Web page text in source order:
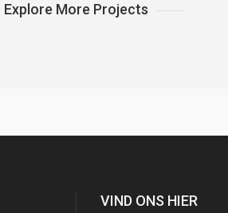
Explore More Projects
VIND ONS HIER